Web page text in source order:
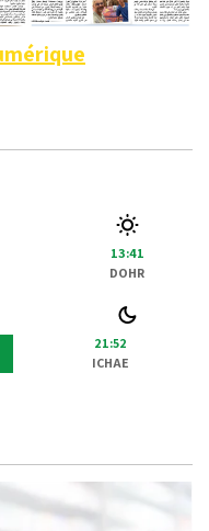
13:41
DOHR
21:52
ICHAE